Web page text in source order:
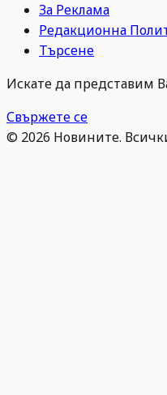
За Реклама
Редакционна
Търсене
Искате да представим
Свържете се
© 2026 Новините.